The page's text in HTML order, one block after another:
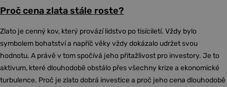
Proč cena zlata stále roste?
Zlato je cenný kov, který provází lidstvo po tisíciletí. Vždy bylo
symbolem bohatství a napříč věky vždy dokázalo udržet svou
hodnotu. A právě v tom spočívá jeho přitažlivost pro investory. Je to
aktivum, které dlouhodobě obstálo přes všechny krize a ekonomické
turbulence. Proč je zlato dobrá investice a proč jeho cena dlouhodobě